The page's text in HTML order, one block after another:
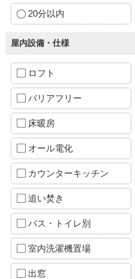
20分以内
屋内設備・仕様
ロフト
バリアフリー
床暖房
オール電化
カウンターキッチン
追い焚き
バス・トイレ別
室内洗濯機置場
出窓